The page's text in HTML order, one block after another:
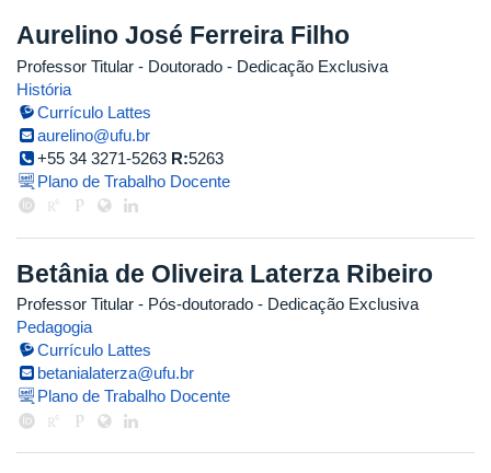
Aurelino José Ferreira Filho
Professor Titular - Doutorado - Dedicação Exclusiva
História
Currículo Lattes
aurelino@ufu.br
+55 34 3271-5263 R:5263
Plano de Trabalho Docente
Betânia de Oliveira Laterza Ribeiro
Professor Titular - Pós-doutorado - Dedicação Exclusiva
Pedagogia
Currículo Lattes
betanialaterza@ufu.br
Plano de Trabalho Docente